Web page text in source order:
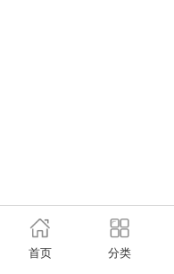
首页 分类